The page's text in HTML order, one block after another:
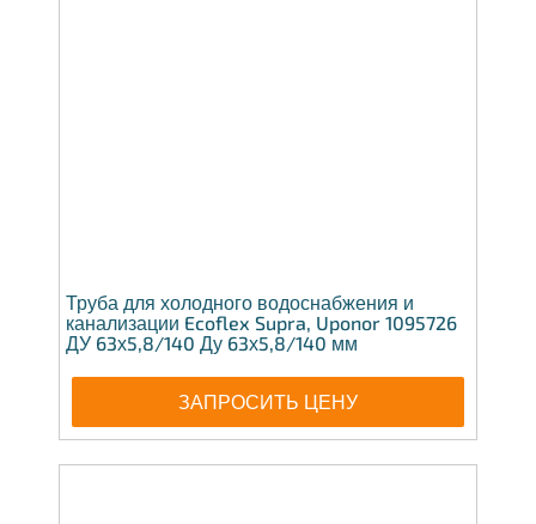
Труба для холодного водоснабжения и
канализации Ecoflex Supra, Uponor 1095726
ДУ 63х5,8/140 Ду 63х5,8/140 мм
ЗАПРОСИТЬ ЦЕНУ